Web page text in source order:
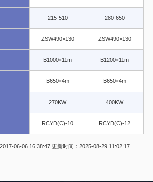
215-510 280-650
ZSW490×130 ZSW490×130
B1000×11m B1200×11m
B650×4m B650×4m
270KW 400KW
RCYD(C)-10 RCYD(C)-12
06-06 16:38:47 更新时间：2025-08-29 11:02:17